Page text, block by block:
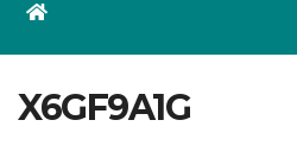
X6GF9A1G